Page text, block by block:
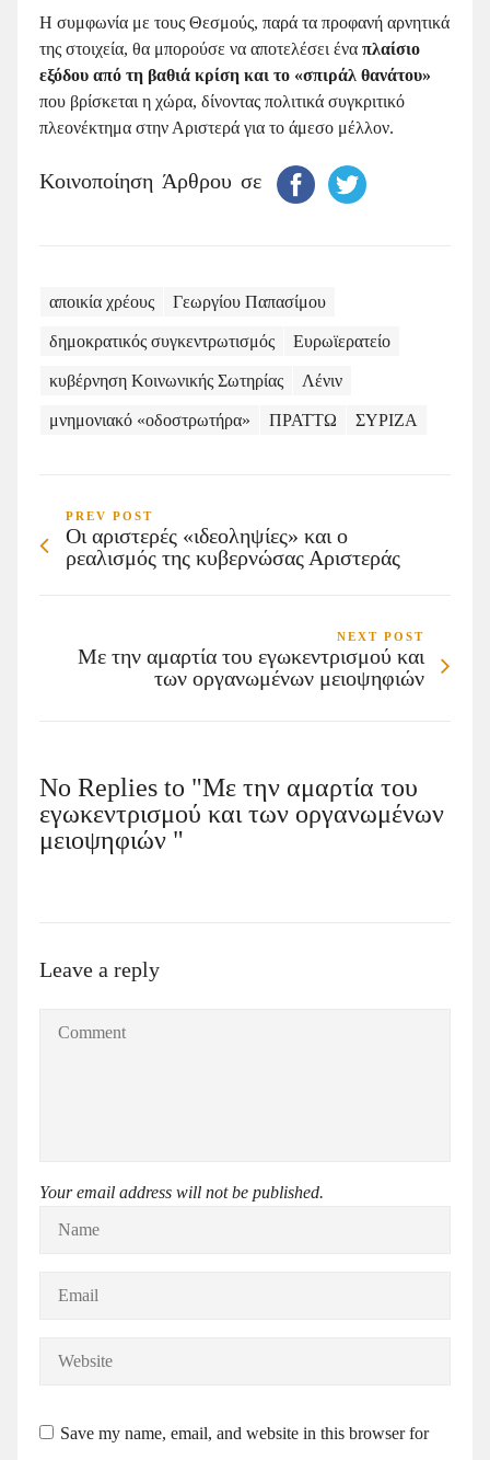
Η συμφωνία με τους Θεσμούς, παρά τα προφανή αρνητικά
της στοιχεία, θα μπορούσε να αποτελέσει ένα πλαίσιο
εξόδου από τη βαθιά κρίση και το «σπιράλ θανάτου»
που βρίσκεται η χώρα, δίνοντας πολιτικά συγκριτικό
πλεονέκτημα στην Αριστερά για το άμεσο μέλλον.
Κοινοποίηση Άρθρου σε
αποικία χρέους Γεωργίου Παπασίμου
δημοκρατικός συγκεντρωτισμός Ευρωϊερατείο
κυβέρνηση Κοινωνικής Σωτηρίας Λένιν
μνημονιακό «οδοστρωτήρα» ΠΡΑΤΤΩ ΣΥΡΙΖΑ
PREV POST
Οι αριστερές «ιδεοληψίες» και ο
ρεαλισμός της κυβερνώσας Αριστεράς
NEXT POST
Με την αμαρτία του εγωκεντρισμού και
των οργανωμένων μειοψηφιών
No Replies to "Με την αμαρτία του
εγωκεντρισμού και των οργανωμένων
μειοψηφιών "
Leave a reply
Your email address will not be published.
Save my name, email, and website in this browser for